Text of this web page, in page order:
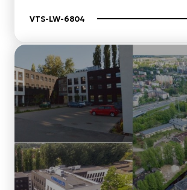
VTS-LW-6804